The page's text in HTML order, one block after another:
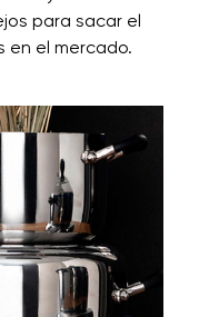
para sacar el
en el mercado.